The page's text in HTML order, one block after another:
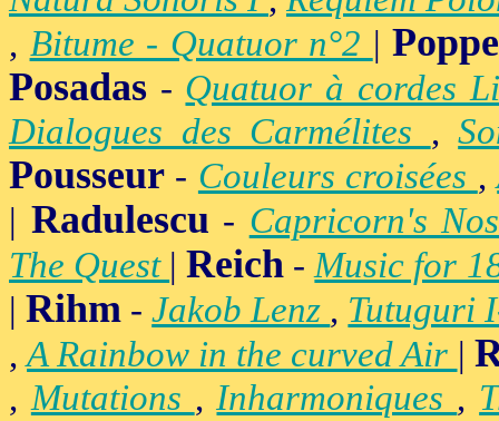
, Bitume - Quatuor n°2 |Poppe
Posadas - Quatuor à cordes
Dialogues des Carmélites ,
Pousseur - Couleurs croisées ,
| Radulescu - Capricorn's
The Quest |Reich -Music for
|Rihm -Jakob Lenz , Tutuguri
,A Rainbow in the curved Air |
,Mutations ,Inharmoniques ,